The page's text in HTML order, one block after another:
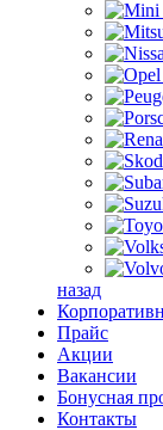
назад
Прайс
Акции
Вакансии
Бонусная
Контакты